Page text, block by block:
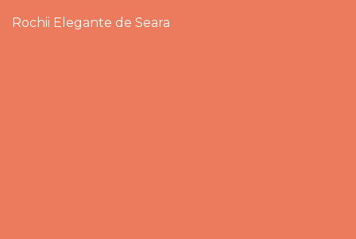
Rochii Elegante de Seara